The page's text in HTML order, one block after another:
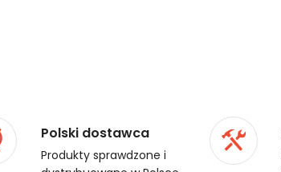
Polski dostawca
Produkty sprawdzone i